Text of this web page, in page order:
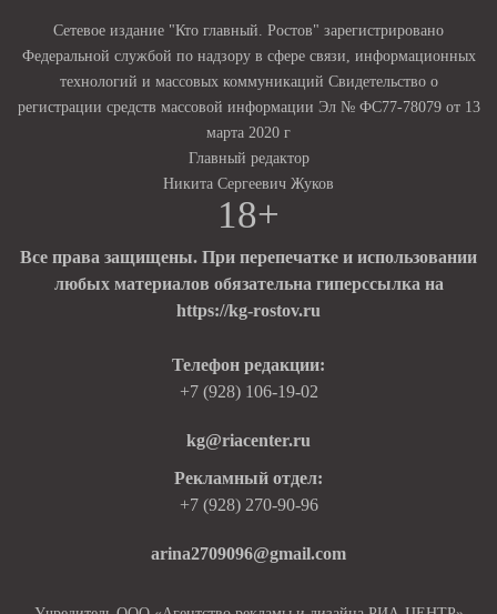
Сетевое издание "Кто главный. Ростов" зарегистрировано
Федеральной службой по надзору в сфере связи, информационных
технологий и массовых коммуникаций Свидетельство о
регистрации средств массовой информации Эл № ФС77-78079 от 13
марта 2020 г
Главный редактор
Никита Сергеевич Жуков
18+
Все права защищены. При перепечатке и использовании
любых материалов обязательна гиперссылка на
https://kg-rostov.ru
Телефон редакции:
+7 (928) 106-19-02
kg@riacenter.ru
Рекламный отдел:
+7 (928) 270-90-96
arina2709096@gmail.com